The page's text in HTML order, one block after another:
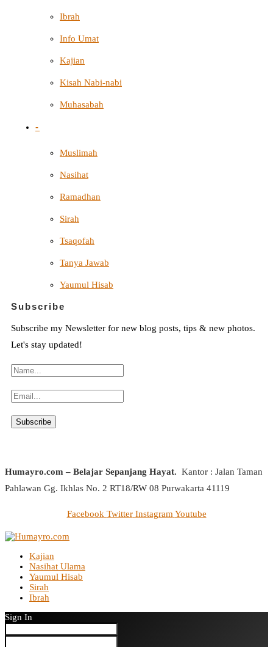
Ibrah
Info Umat
Kajian
Kisah Nabi-nabi
Muhasabah
-
Muslimah
Nasihat
Ramadhan
Sirah
Tsaqofah
Tanya Jawab
Yaumul Hisab
Subscribe
Subscribe my Newsletter for new blog posts, tips & new photos.
Let's stay updated!
Humayro.com – Belajar Sepanjang Hayat. Kantor : Jalan Taman
Pahlawan Gg. Ikhlas No. 2 RT18/RW 08 Purwakarta 41119
Facebook Twitter Instagram Youtube
Kajian
Nasihat Ulama
Yaumul Hisab
Sirah
Ibrah
Sign In